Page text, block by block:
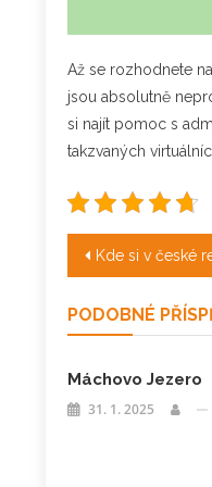
Až se rozhodnete
jsou absolutně
si najít pomoc s
takzvaných
Navigace
Kde si v české republice můžete užít
PODOBNÉ
Máchovo Jezero
31. 1. 2025